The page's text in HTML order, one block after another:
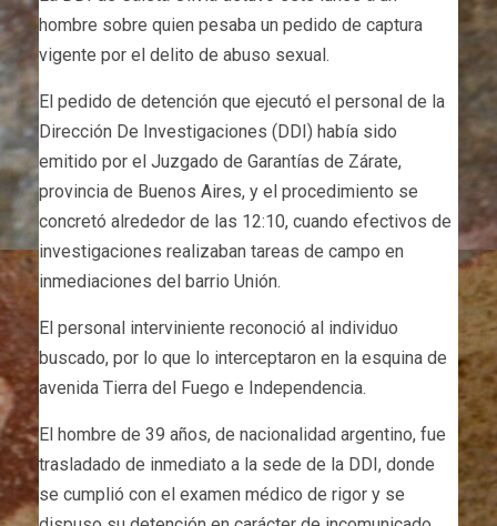
hombre sobre quien pesaba un pedido de captura
vigente por el delito de abuso sexual.
El pedido de detención que ejecutó el personal de la
Dirección De Investigaciones (DDI) había sido
emitido por el Juzgado de Garantías de Zárate,
provincia de Buenos Aires, y el procedimiento se
concretó alrededor de las 12:10, cuando efectivos de
investigaciones realizaban tareas de campo en
inmediaciones del barrio Unión.
El personal interviniente reconoció al individuo
buscado, por lo que lo interceptaron en la esquina de
avenida Tierra del Fuego e Independencia.
El hombre de 39 años, de nacionalidad argentino, fue
trasladado de inmediato a la sede de la DDI, donde
se cumplió con el examen médico de rigor y se